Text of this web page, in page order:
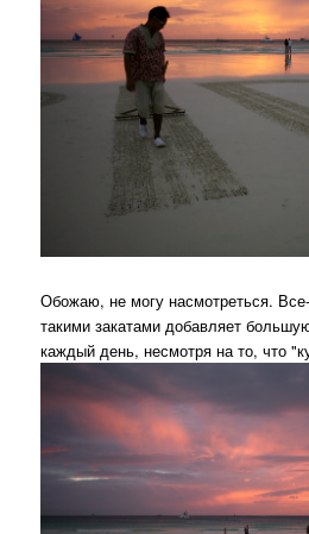
Обожаю, не могу насмотреться.
такими закатами добавляет
каждый день, несмотря на то, что